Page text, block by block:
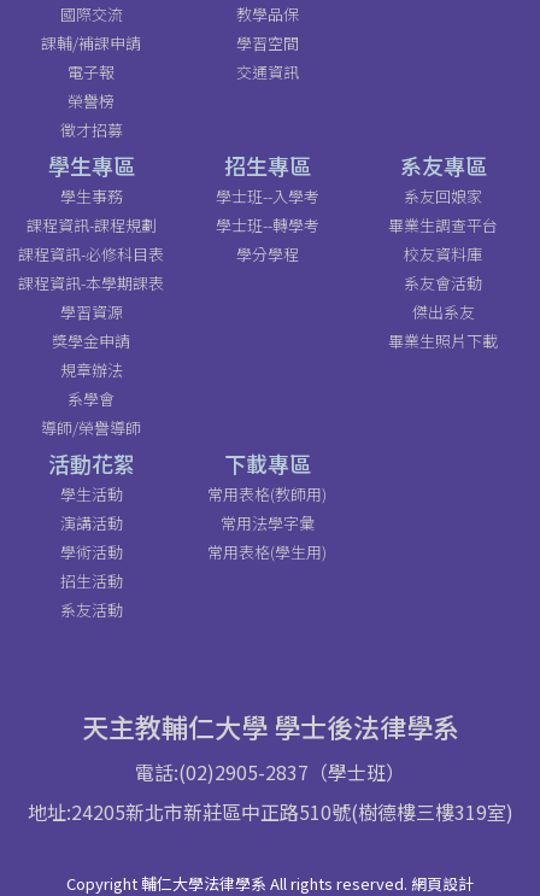
國際交流
課輔/補課申請
電子報
榮譽榜
徵才招募
教學品保
學習空間
交通資訊
學生專區
學生事務
課程資訊-課程規劃
課程資訊-必修科目表
課程資訊-本學期課表
學習資源
獎學金申請
規章辦法
系學會
導師/榮譽導師
招生專區
學士班--入學考
學士班--轉學考
學分學程
系友專區
系友回娘家
畢業生調查平台
校友資料庫
系友會活動
傑出系友
畢業生照片下載
活動花絮
學生活動
演講活動
學術活動
招生活動
系友活動
下載專區
常用表格(教師用)
常用法學字彙
常用表格(學生用)
天主教輔仁大學 學士後法律學系
電話:(02)2905-2837（學士班）
地址:24205新北市新莊區中正路510號(樹德樓三樓319室)
Copyright 輔仁大學法律學系 All rights reserved. 網頁設計